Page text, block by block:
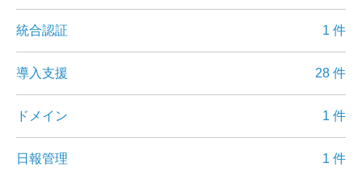
統合認証 1 件
導入支援 28 件
ドメイン 1 件
日報管理 1 件